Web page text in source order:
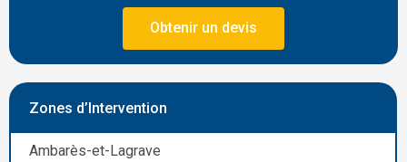
Obtenir un devis
Zones d’Intervention
Ambarès-et-Lagrave